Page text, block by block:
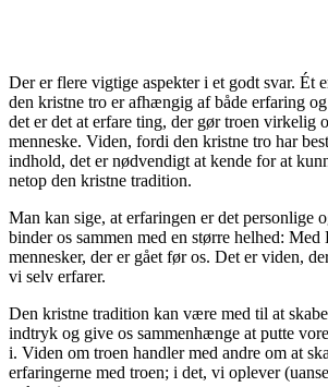
Der er flere vigtige aspekter i et godt svar. Ét
den kristne tro er afhængig af både erfaring
det er det at erfare ting, der gør troen virkelig
menneske. Viden, fordi den kristne tro har
indhold, det er nødvendigt at kende for at
netop den kristne tradition.
Man kan sige, at erfaringen er det personlige
binder os sammen med en større helhed:
mennesker, der er gået før os. Det er viden,
vi selv erfarer.
Den kristne tradition kan være med til at
indtryk og give os sammenhænge at putte
i. Viden om troen handler med andre om at
erfaringerne med troen; i det, vi oplever